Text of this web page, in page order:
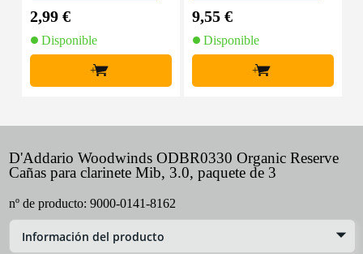
2,99 €
Disponible
+
(Pack of 5)
9,55 €
Disponible
+
D'Addario Woodwinds ODBR0330 Organic Reserve
Cañas para clarinete Mib, 3.0, paquete de 3
nº de producto: 9000-0141-8162
Información del producto